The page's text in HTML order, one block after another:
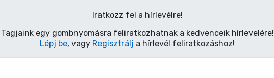
Iratkozz fel a hírlevélre!
Tagjaink egy gombnyomásra feliratkozhatnak a kedvenceik hírlevelére!
Lépj be, vagy Regisztrálj a hírlevél feliratkozáshoz!